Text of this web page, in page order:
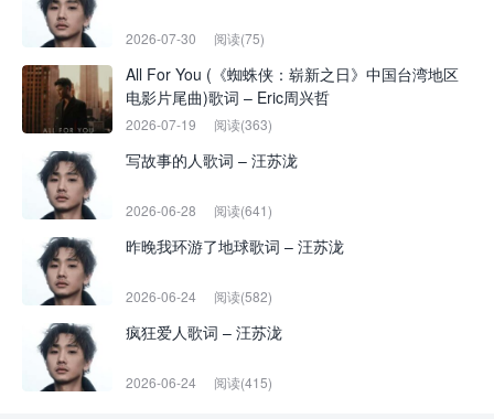
2026-07-30 阅读(75)
All For You (《蜘蛛侠：崭新之日》中国台湾地区
电影片尾曲)歌词 – Eric周兴哲
2026-07-19 阅读(363)
写故事的人歌词 – 汪苏泷
2026-06-28 阅读(641)
昨晚我环游了地球歌词 – 汪苏泷
2026-06-24 阅读(582)
疯狂爱人歌词 – 汪苏泷
2026-06-24 阅读(415)